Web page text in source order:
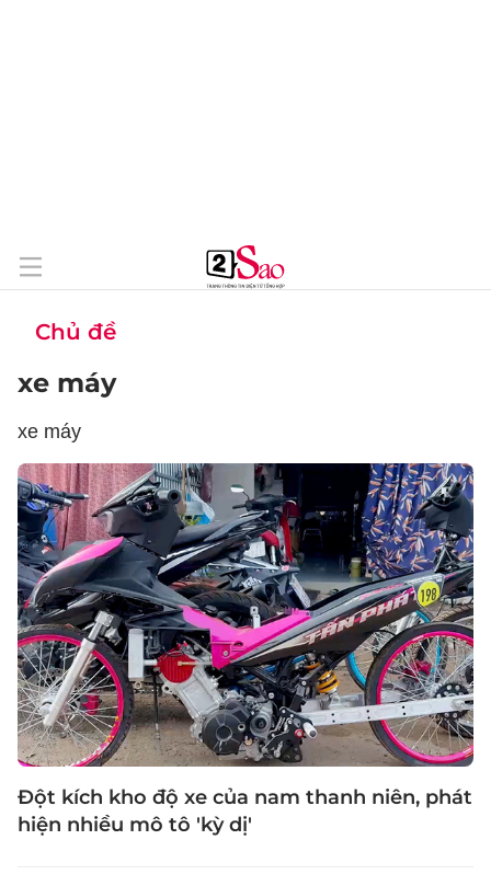
Chủ đề
xe máy
xe máy
Đột kích kho độ xe của nam thanh niên, phát
hiện nhiều mô tô 'kỳ dị'